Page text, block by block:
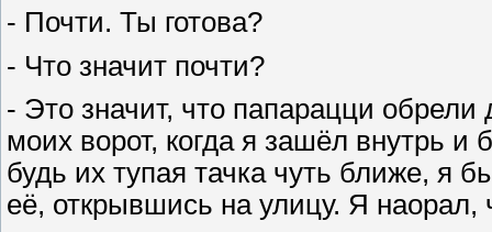
- Почти. Ты готова?
- Что значит почти?
- Это значит, что папарацци обрели
моих ворот, когда я зашёл внутрь
будь их тупая тачка чуть ближе, я
её, открывшись на улицу. Я